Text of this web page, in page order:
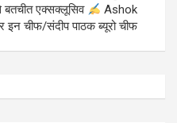
बतचीत एक्सक्लूसिव
Ashok
इन चीफ/संदीप पाठक ब्यूरो चीफ